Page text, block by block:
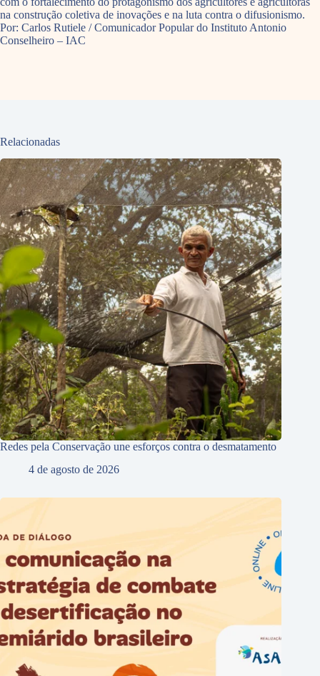
na construção coletiva de inovações e na luta contra o difusionismo.
Por: Carlos Rutiele / Comunicador Popular do Instituto Antonio
Conselheiro – IAC
Relacionadas
Redes pela Conservação une esforços contra o desmatamento
4 de agosto de 2026